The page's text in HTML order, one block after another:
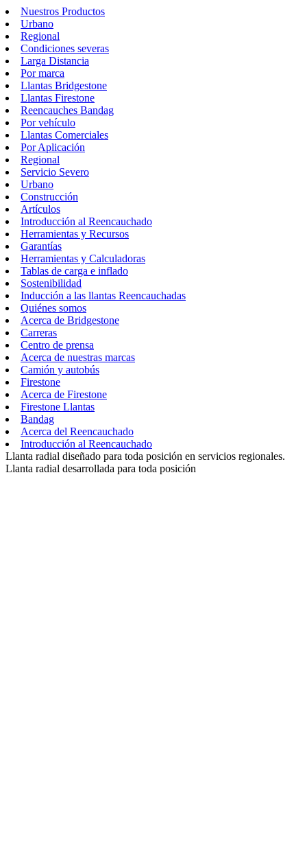
Nuestros Productos
Urbano
Regional
Condiciones severas
Larga Distancia
Por marca
Llantas Bridgestone
Llantas Firestone
Reencauches Bandag
Por vehículo
Llantas Comerciales
Por Aplicación
Regional
Servicio Severo
Urbano
Construcción
Artículos
Introducción al Reencauchado
Herramientas y Recursos
Garantías
Herramientas y Calculadoras
Tablas de carga e inflado
Sostenibilidad
Inducción a las llantas Reencauchadas
Quiénes somos
Acerca de Bridgestone
Carreras
Centro de prensa
Acerca de nuestras marcas
Camión y autobús
Firestone
Acerca de Firestone
Firestone Llantas
Bandag
Acerca del Reencauchado
Introducción al Reencauchado
Llanta radial diseñado para toda posición en servicios regionales.
Llanta radial desarrollada para toda posición